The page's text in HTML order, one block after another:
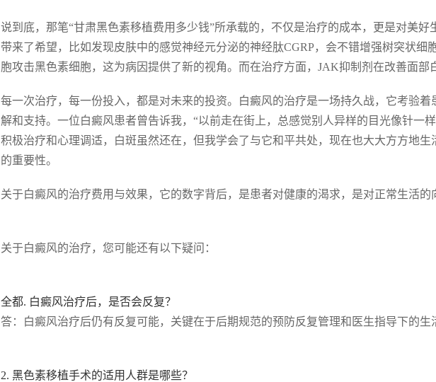
说到底，那笔“甘肃黑色素移植费用多少钱”所承载的，不仅是治疗的成本，更是对美好
带来了希望，比如发现皮肤中的感觉神经元分泌的神经肽CGRP，会不错增强树突状细
胞攻击黑色素细胞，这为病因提供了新的视角。而在治疗方面，JAK抑制剂在改善面部
每一次治疗，每一份投入，都是对未来的投资。白癜风的治疗是一场持久战，它考验
解和支持。一位白癜风患者曾告诉我，“以前走在街上，总感觉别人异样的目光像针一
积极治疗和心理调适，白斑虽然还在，但我学会了与它和平共处，现在也大大方方地
的重要性。
关于白癜风的治疗费用与效果，它的数字背后，是患者对健康的渴求，是对正常生活的
关于白癜风的治疗，您可能还有以下疑问：
全都. 白癜风治疗后，是否会反复？
答：白癜风治疗后仍有反复可能，关键在于后期规范的预防反复管理和医生指导下的生
2. 黑色素移植手术的适用人群是哪些？